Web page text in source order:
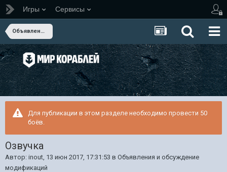
Игры Сервисы
Объявления и обсуждение модификаций
Для публикации в этом разделе необходимо провести 50
боёв.
Озвучка
Автор: inout, 13 июн 2017, 17:31:53 в Объявления и обсуждение
модификаций